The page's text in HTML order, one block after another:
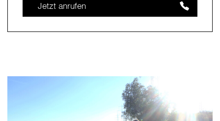
Jetzt anrufen